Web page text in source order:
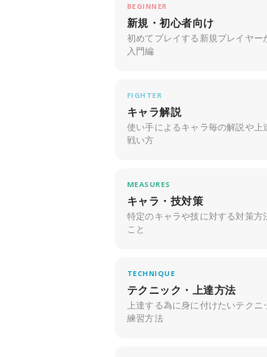
BEGINNER
新規・初心者向け
初めてプレイする新規プレイヤー
入門編
FIGHTER
キャラ解説
使い手によるキャラ毎の解説や上
戦い方
MEASURES
キャラ・技対策
特定のキャラや技に対する対策方
こと
TECHNIQUE
テクニック・上達方法
上達する為に身に付けたいテクニ
練習方法